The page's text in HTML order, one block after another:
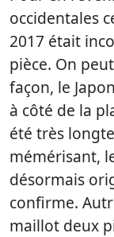
occidentales
2017 était
pièce. On
façon, le
à côté de la
été très
mémérisant,
désormais
confirme.
maillot deux